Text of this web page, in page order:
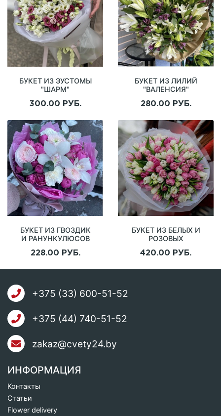
БУКЕТ ИЗ ЭУСТОМЫ
"ШАРМ"
300.00 РУБ.
БУКЕТ ИЗ ЛИЛИЙ
"ВАЛЕНСИЯ"
280.00 РУБ.
БУКЕТ ИЗ ГВОЗДИК
И РАНУНКУЛЮСОВ
228.00 РУБ.
БУКЕТ ИЗ БЕЛЫХ И
РОЗОВЫХ
"РОЗОВЫЙ
420.00 РУБ.
+375 (33) 600-51-52
+375 (44) 740-51-52
zakaz@cvety24.by
ИНФОРМАЦИЯ
Контакты
Статьи
Flower delivery